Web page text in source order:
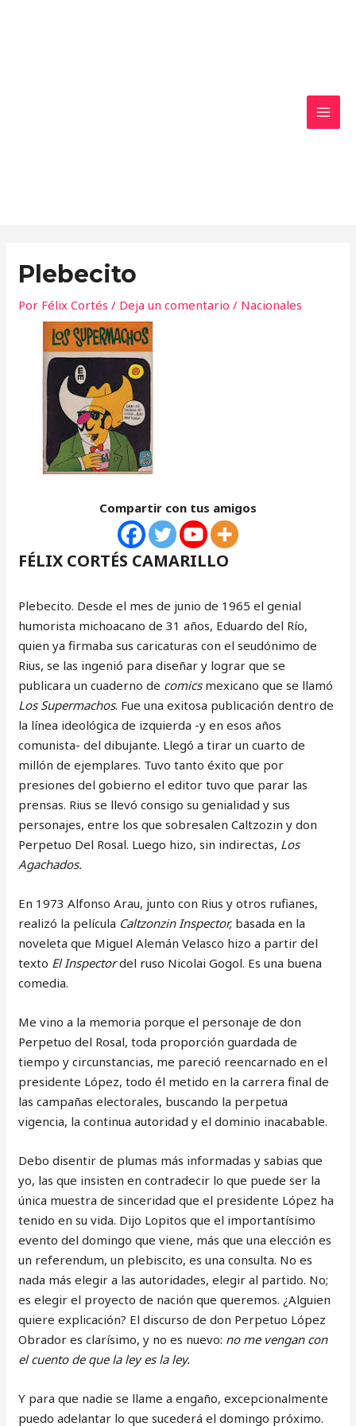
Plebecito
Por Félix Cortés/ Deja un comentario / Nacionales
Compartir con tus amigos
FÉLIX CORTÉS CAMARILLO
Plebecito. Desde el mes de junio de 1965 el genial
humorista michoacano de 31 años, Eduardo del Río,
quien ya firmaba sus caricaturas con el seudónimo de
Rius, se las ingenió para diseñar y lograr que se
publicara un cuaderno de comicsmexicano que se llamó
Los Supermachos. Fue una exitosa publicación dentro de
la línea ideológica de izquierda -y en esos años
comunista- del dibujante. Llegó a tirar un cuarto de
millón de ejemplares. Tuvo tanto éxito que por
presiones del gobierno el editor tuvo que parar las
prensas. Rius se llevó consigo su genialidad y sus
personajes, entre los que sobresalen Caltzozin y don
Perpetuo Del Rosal. Luego hizo, sin indirectas, Los
Agachados.
En 1973 Alfonso Arau, junto con Rius y otros rufianes,
realizó la película Caltzonzin Inspector, basada en la
noveleta que Miguel Alemán Velasco hizo a partir del
texto El Inspectordel ruso Nicolai Gogol. Es una buena
comedia.
Me vino a la memoria porque el personaje de don
Perpetuo del Rosal, toda proporción guardada de
tiempo y circunstancias, me pareció reencarnado en el
presidente López, todo él metido en la carrera final de
las campañas electorales, buscando la perpetua
vigencia, la continua autoridad y el dominio inacabable.
Debo disentir de plumas más informadas y sabias que
yo, las que insisten en contradecir lo que puede ser la
única muestra de sinceridad que el presidente López ha
tenido en su vida. Dijo Lopitos que el importantísimo
evento del domingo que viene, más que una elección es
un referendum, un plebiscito, es una consulta. No es
nada más elegir a las autoridades, elegir al partido. No;
es elegir el proyecto de nación que queremos. ¿Alguien
quiere explicación? El discurso de don Perpetuo López
Obrador es clarísimo, y no es nuevo: no me vengan con
el cuento de que la ley es la ley.
Y para que nadie se llame a engaño, excepcionalmente
puedo adelantar lo que sucederá el domingo próximo.